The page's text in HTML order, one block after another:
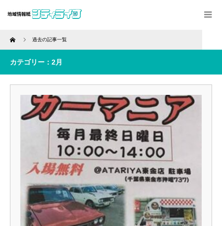
Home 過去の記事一覧
カテゴリー：2月